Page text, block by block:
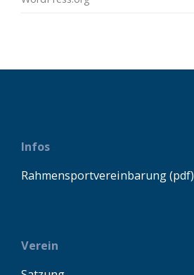
Infos
Rahmensportvereinbarung (pdf)
Verein